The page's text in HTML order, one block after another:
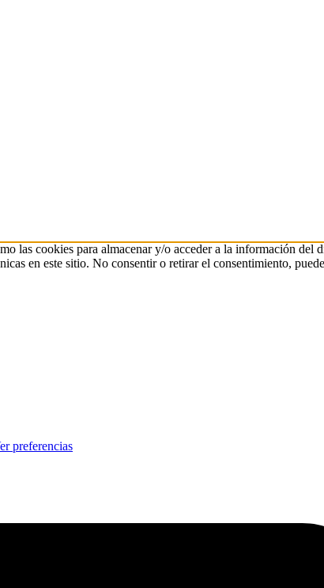
las cookies para almacenar y/o acceder a la información
en este sitio. No consentir o retirar el consentimiento,
preferencias